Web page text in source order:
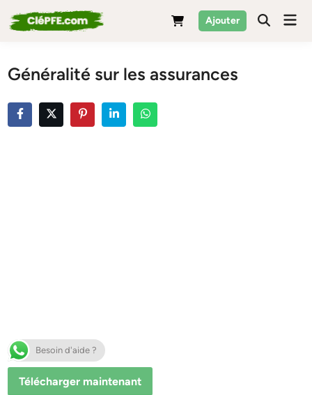
to
Ajouter
Généralité sur les assurances
Besoin d'aide ?
Télécharger maintenant